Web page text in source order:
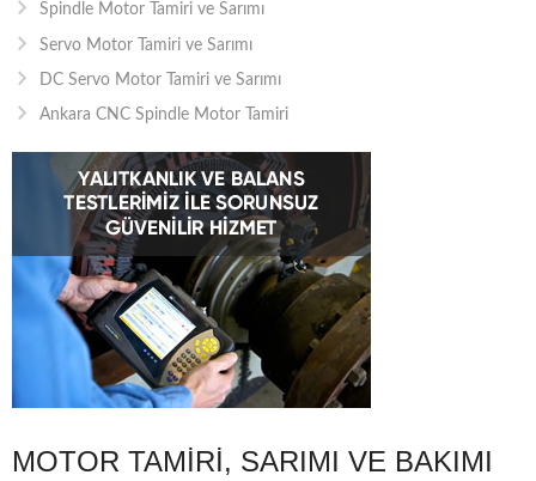
Spindle Motor Tamiri ve Sarımı
Servo Motor Tamiri ve Sarımı
DC Servo Motor Tamiri ve Sarımı
Ankara CNC Spindle Motor Tamiri
MOTOR TAMIRI, SARIMI VE BAKIMI